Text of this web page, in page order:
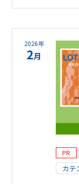
2026年
2月
PR
カテ